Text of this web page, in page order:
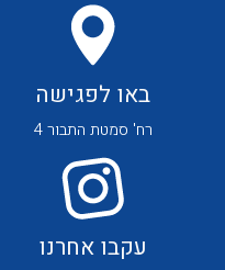
לכל מוצרי היצרן
באו לפגישה
רח' סמטת התבור 4
עקבו אחרנו